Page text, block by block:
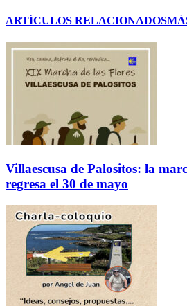
ARTÍCULOS RELACIONADOS
Villaescusa de Palositos: la
regresa el 30 de mayo